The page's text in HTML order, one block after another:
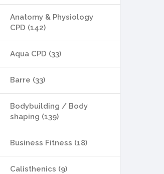
Anatomy & Physiology
CPD (142)
Aqua CPD (33)
Barre (33)
Bodybuilding / Body
shaping (139)
Business Fitness (18)
Calisthenics (9)